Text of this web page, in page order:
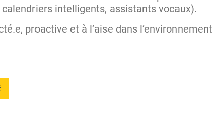
intelligents, assistants vocaux).
proactive et à l’aise dans l’environnement